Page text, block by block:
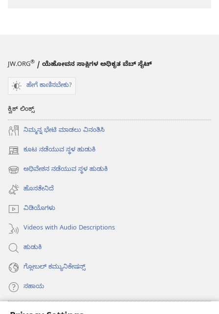
JW.ORG® / ಯೆಹೋವನ ಸಾಕ್ಷಿಗಳ ಅಧಿಕೃತ ವೆಬ್ ಸೈಟ್
ಹೇಗೆ ಕಾಣಿಸಬೇಕು?
ಕ್ವಿಕ್ ಲಿಂಕ್ಸ್
ನಿಮ್ಮನ್ನ ಭೇಟಿ ಮಾಡಲು ವಿನಂತಿಸಿ
ಕೂಟ ನಡೆಯುವ ಸ್ಥಳ ಹುಡುಕಿ
(opens
new
window)
ಅಧಿವೇಶನ ನಡೆಯುವ ಸ್ಥಳ ಹುಡುಕಿ
(opens
new
window)
ಹೊಸತೇನಿದೆ
ವಿಡಿಯೊಗಳು
Videos with Audio Descriptions
ಹುಡುಕಿ
ಗ್ಲೋಬಲ್‌ ಕಮ್ಯುನಿಕೇಷನ್ಸ್‌
ಸಹಾಯ